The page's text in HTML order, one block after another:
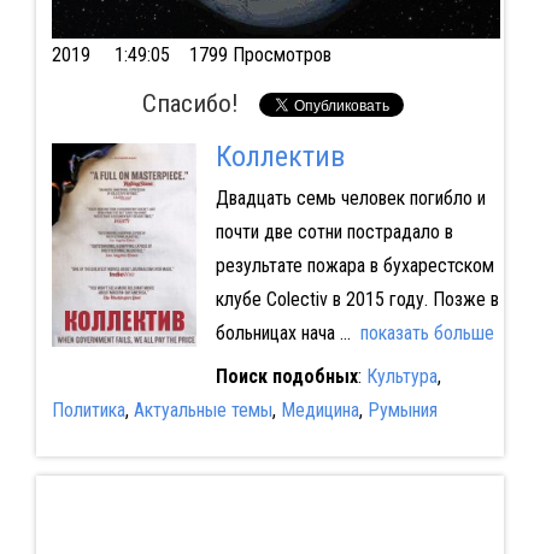
2019 1:49:05 1799 Просмотров
Спасибо!
Коллектив
Двадцать семь человек погибло и
почти две сотни пострадало в
результате пожара в бухарестском
клубе Colectiv в 2015 году. Позже в
больницах нача... показать больше
Поиск подобных: Культура,
Политика, Актуальные темы, Медицина, Румыния